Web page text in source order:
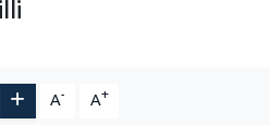
A- A+